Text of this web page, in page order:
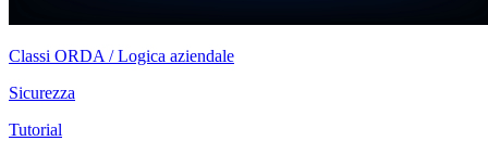
Classi ORDA / Logica aziendale
Sicurezza
Tutorial